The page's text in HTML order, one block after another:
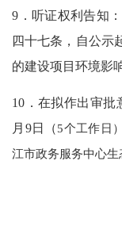
9．听证权利告知
四十七条，自公示
的建设项目环境影
10．在拟作出审批
月 9日（5个工作日
江市政务服务中心